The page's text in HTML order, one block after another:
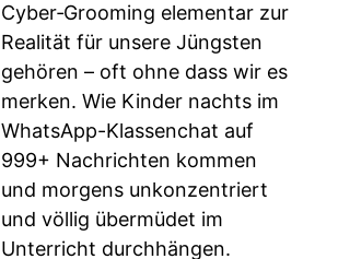
Cyber‑Grooming elementar zur
Realität für unsere Jüngsten
gehören – oft ohne dass wir es
merken. Wie Kinder nachts im
WhatsApp-Klassenchat auf
999+ Nachrichten kommen
und morgens unkonzentriert
und völlig übermüdet im
Unterricht durchhängen.